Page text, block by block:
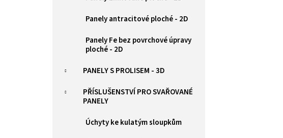
Panely antracitové ploché - 2D
Panely Fe bez povrchové úpravy
ploché - 2D
PANELY S PROLISEM - 3D
PŘÍSLUŠENSTVÍ PRO SVAŘOVANÉ
PANELY
Úchyty ke kulatým sloupkům
FAB V. 1980 MM